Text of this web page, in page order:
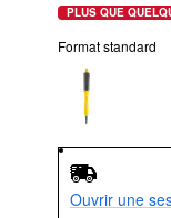
PLUS QUE
Format standard
Ouvrir une